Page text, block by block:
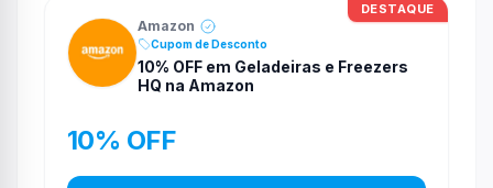
DESTAQUE
Amazon
Cupom de Desconto
10% OFF em Geladeiras e Freezers
HQ na Amazon
10% OFF